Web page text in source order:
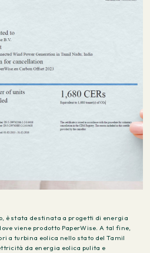
è stata destinata a progetti di energia
viene prodotto PaperWise. A tal fine,
a turbina eolica nello stato del Tamil
da energia eolica pulita e